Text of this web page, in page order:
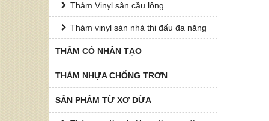
Thảm Vinyl sân cầu lông
Thảm vinyl sàn nhà thi đấu đa năng
THẢM CỎ NHÂN TẠO
THẢM NHỰA CHỐNG TRƠN
SẢN PHẨM TỪ XƠ DỪA